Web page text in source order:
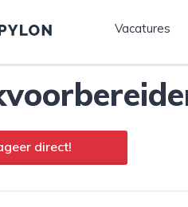
Vacatures
direct!